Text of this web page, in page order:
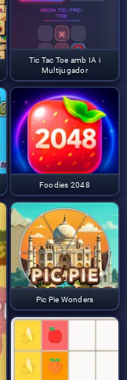
Tic Tac Toe amb IA i
Multijugador
Foodies 2048
Pic Pie Wonders